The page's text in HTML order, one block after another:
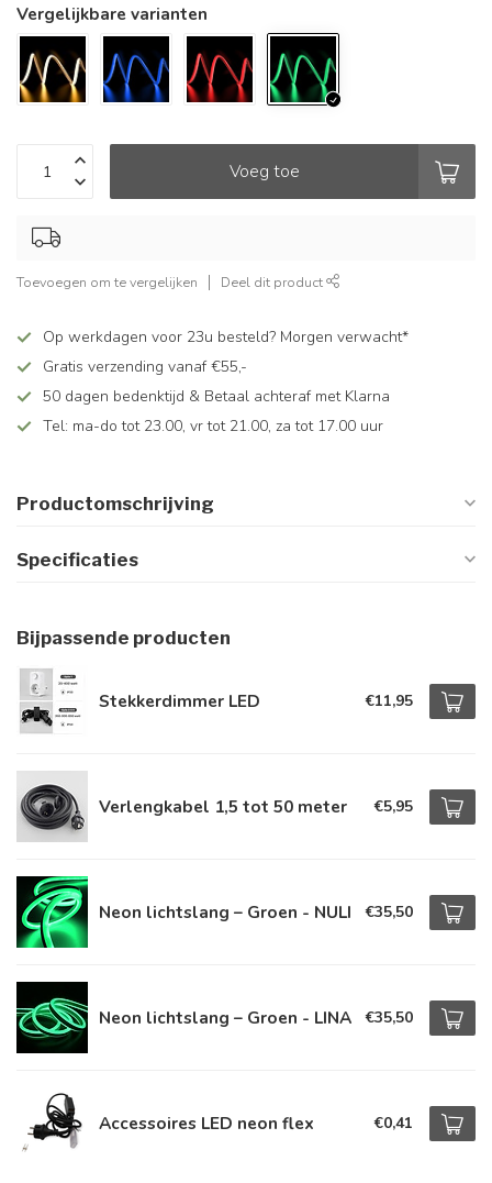
Vergelijkbare varianten
Voeg toe
Toevoegen om te vergelijken Deel dit product
Op werkdagen voor 23u besteld? Morgen verwacht*
Gratis verzending vanaf €55,-
50 dagen bedenktijd & Betaal achteraf met Klarna
Tel: ma-do tot 23.00, vr tot 21.00, za tot 17.00 uur
Productomschrijving
Specificaties
Bijpassende producten
Stekkerdimmer LED €11,95
Verlengkabel 1,5 tot 50 meter €5,95
Neon lichtslang – Groen - NULI €35,50
Neon lichtslang – Groen - LINA €35,50
Accessoires LED neon flex €0,41